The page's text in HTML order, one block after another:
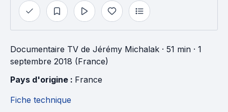
Documentaire TV de Jérémy Michalak · 51 min · 1
septembre 2018 (France)
Pays d'origine : France
Fiche technique